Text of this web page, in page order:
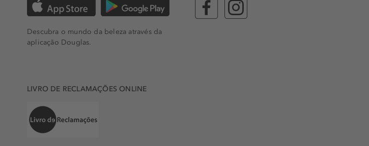
Descubra o mundo da beleza através da
aplicação Douglas.
LIVRO DE RECLAMAÇÕES ONLINE